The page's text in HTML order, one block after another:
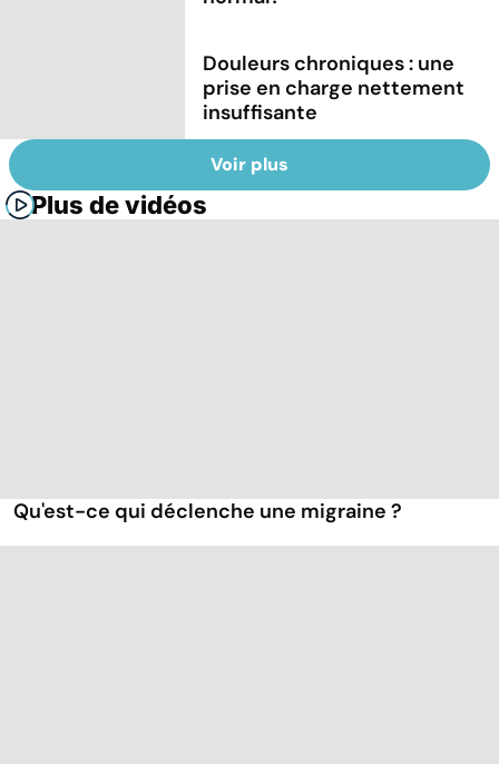
Douleurs chroniques : une
prise en charge nettement
insuffisante
Voir plus
Plus de vidéos
Qu'est-ce qui déclenche une migraine ?